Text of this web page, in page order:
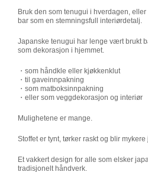
Bruk den som tenugui i hverdagen,
bar som en stemningsfull interiørdetalj.
Japanske tenugui har lenge vært brukt
som dekorasjon i hjemmet.
・som håndkle eller kjøkkenklut
・til gaveinnpakning
・som matboksinnpakning
・eller som veggdekorasjon og interiør
Mulighetene er mange.
Stoffet er tynt, tørker raskt og blir
Et vakkert design for alle som elsker
tradisjonelt håndverk.